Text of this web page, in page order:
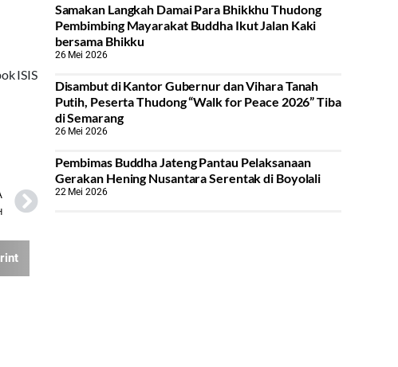
ISIS
Samakan Langkah Damai Para Bhikkhu Thudong
Pembimbing Mayarakat Buddha Ikut Jalan Kaki
bersama Bhikku
26 Mei 2026
Disambut di Kantor Gubernur dan Vihara Tanah
Putih, Peserta Thudong “Walk for Peace 2026” Tiba
di Semarang
26 Mei 2026
‎Pembimas Buddha Jateng Pantau Pelaksanaan
Gerakan Hening Nusantara Serentak di Boyolali
22 Mei 2026